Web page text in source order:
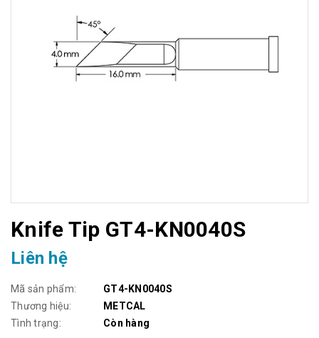
Knife Tip GT4-KN0040S
Liên hệ
Mã sản phẩm:
GT4-KN0040S
Thương hiệu:
METCAL
Tình trạng:
Còn hàng